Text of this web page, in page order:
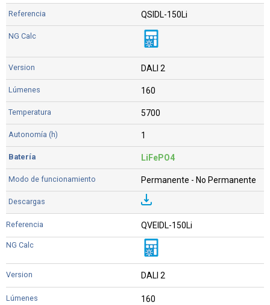
QSIDL-150Li
DALI 2
160
5700
1
LiFePO4
Permanente - No Permanente
QVEIDL-150Li
DALI 2
160